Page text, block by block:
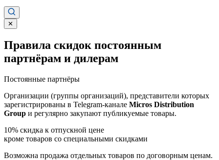
✕
Правила скидок постоянным
партнёрам и дилерам
Постоянные партнёры
Организации (группы организаций), представители которых
зарегистрированы в Telegram-канале Micros Distribution
Group и регулярно закупают публикуемые товары.
10% скидка к отпускной цене
кроме товаров со специальными скидками
Возможна продажа отдельных товаров по договорным ценам.